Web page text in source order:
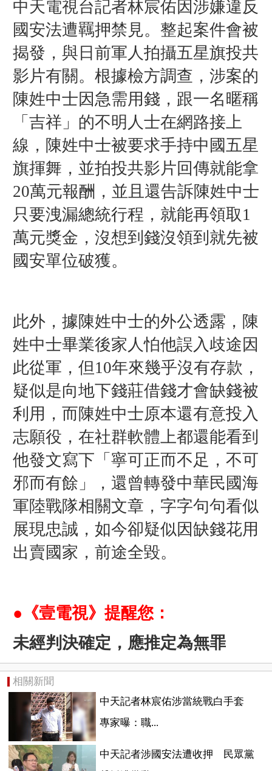
中天電視台記者林宸佑因涉嫌違反
國安法遭羈押禁見。整起案件會被
揭發，與日前軍人拍攝五星旗投共
影片有關。根據檢方調查，涉案的
陳姓中士因急需用錢，跟一名暱稱
「吉祥」的不明人士在網路接上
線，陳姓中士被要求手持中國五星
旗揮舞，並拍投共影片回傳就能拿
20萬元報酬，並且還告訴陳姓中士
只要洩漏總統行程，就能再領取1
萬元獎金，沒想到錢沒領到就先被
國安單位破獲。
此外，據陳姓中士的外公透露，陳
姓中士畢業後家人怕他誤入歧途因
此從軍，但10年來幾乎沒有存款，
疑似是向地下錢莊借錢才會缺錢被
利用，而陳姓中士原本還有意投入
志願役，在社群軟體上都還能看到
他發文寫下「寧可正而不足，不可
邪而有餘」，還曾轉發中華民國海
軍陸戰隊相關文章，字字句句看似
展現忠誠，如今卻疑似因缺錢花用
出賣國家，前途全毀。
●《壹電視》提醒您：
未經判決確定，應推定為無罪
相關新聞
中天記者林宸佑涉當統戰白手套
專家曝：職...
中天記者涉國安法遭收押 民眾黨